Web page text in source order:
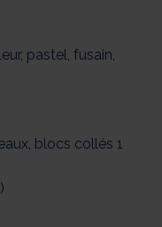
pastel, fusain,
blocs collés 1